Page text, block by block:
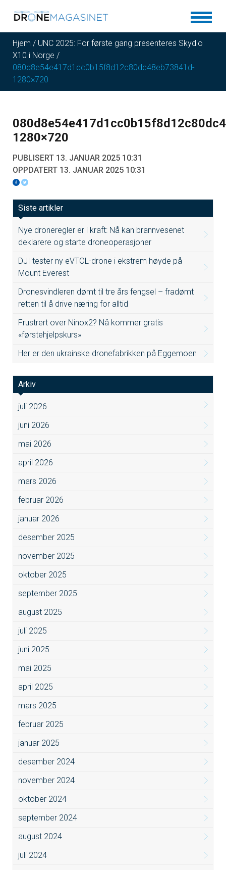
Hjem / UNC 2025: For første gang presenteres Skydio
X10 i Norge /
080d8e54e417d1cc0b15f8d12c80dc48eb73841d-
1280×720
1280×720
PUBLISERT 13. JANUAR 2025 10:31
OPPDATERT 13. JANUAR 2025 10:31
Siste artikler
Nye droneregler er i kraft: Nå kan brannvesenet
deklarere og starte droneoperasjoner
DJI tester ny eVTOL-drone i ekstrem høyde på
Mount Everest
Dronesvindleren dømt til tre års fengsel – fradømt
retten til å drive næring for alltid
Frustrert over Ninox2? Nå kommer gratis
«førstehjelpskurs»
Her er den ukrainske dronefabrikken på Eggemoen
Arkiv
juli 2026
juni 2026
mai 2026
april 2026
mars 2026
februar 2026
januar 2026
desember 2025
november 2025
oktober 2025
september 2025
august 2025
juli 2025
juni 2025
mai 2025
april 2025
mars 2025
februar 2025
januar 2025
desember 2024
november 2024
oktober 2024
september 2024
august 2024
juli 2024